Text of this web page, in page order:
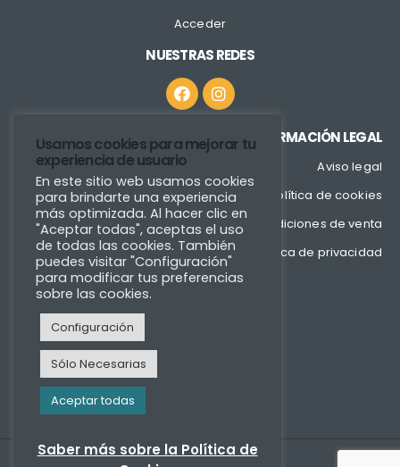
Acceder
NUESTRAS REDES
INFORMACIÓN LEGAL
Aviso legal
Política de cookies
Condiciones de venta
Política de privacidad
Usamos cookies para mejorar tu
experiencia de usuario
En este sitio web usamos cookies
para brindarte una experiencia
más optimizada. Al hacer clic en
"Aceptar todas", aceptas el uso
de todas las cookies. También
puedes visitar "Configuración"
para modificar tus preferencias
sobre las cookies.
Configuración
Sólo Necesarias
Aceptar todas
Saber más sobre la Política de